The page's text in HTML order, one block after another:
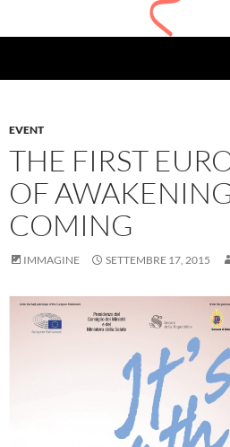
EVENT
THE FIRST
OF
COMING
IMMAGINE SETTEMBRE 17, 2015